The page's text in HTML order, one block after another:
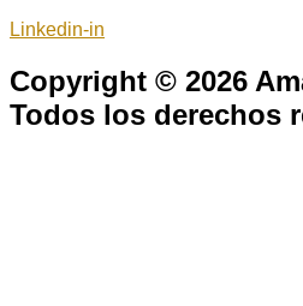
Linkedin-in
Copyright © 2026
Todos los derechos